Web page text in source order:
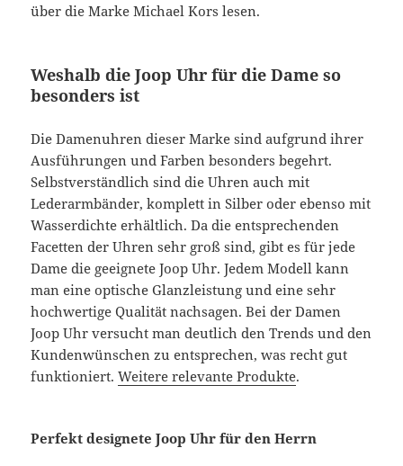
über die Marke Michael Kors lesen.
Weshalb die Joop Uhr für die Dame so
besonders ist
Die Damenuhren dieser Marke sind aufgrund ihrer
Ausführungen und Farben besonders begehrt.
Selbstverständlich sind die Uhren auch mit
Lederarmbänder, komplett in Silber oder ebenso mit
Wasserdichte erhältlich. Da die entsprechenden
Facetten der Uhren sehr groß sind, gibt es für jede
Dame die geeignete Joop Uhr. Jedem Modell kann
man eine optische Glanzleistung und eine sehr
hochwertige Qualität nachsagen. Bei der Damen
Joop Uhr versucht man deutlich den Trends und den
Kundenwünschen zu entsprechen, was recht gut
funktioniert.Weitere relevante Produkte.
Perfekt designete Joop Uhr für den Herrn